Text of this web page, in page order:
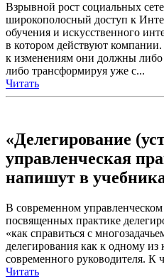
Взрывной рост социальных
широкополосный доступ к
обучения и искусственного
в котором действуют
к изменениям они должны
либо трансформируя уже с...
Читать
«Делегирование
управленческая
напишут в
В современном управленческом
посвященных практике
«как справиться с
делегирования как к одному
современного руководителя. К
Читать